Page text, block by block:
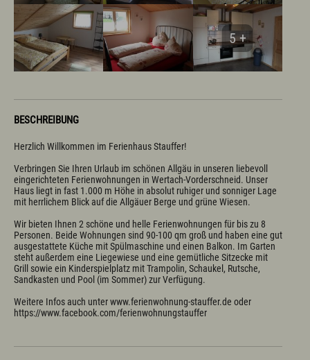
5 +
BESCHREIBUNG
Herzlich Willkommen im Ferienhaus Stauffer!
Verbringen Sie Ihren Urlaub im schönen Allgäu in unseren liebevoll
eingerichteten Ferienwohnungen in Wertach-Vorderschneid. Unser
Haus liegt in fast 1.000 m Höhe in absolut ruhiger und sonniger Lage
mit herrlichem Blick auf die Allgäuer Berge und grüne Wiesen.
Wir bieten Ihnen 2 schöne und helle Ferienwohnungen für bis zu 8
Personen. Beide Wohnungen sind 90-100 qm groß und haben eine gut
ausgestattete Küche mit Spülmaschine und einen Balkon. Im Garten
steht außerdem eine Liegewiese und eine gemütliche Sitzecke mit
Grill sowie ein Kinderspielplatz mit Trampolin, Schaukel, Rutsche,
Sandkasten und Pool (im Sommer) zur Verfügung.
Weitere Infos auch unter www.ferienwohnung-stauffer.de oder
https://www.facebook.com/ferienwohnungstauffer